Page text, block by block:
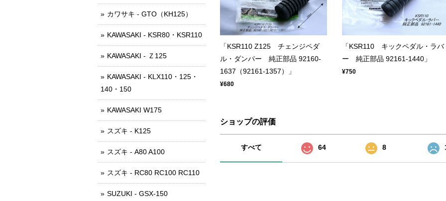
「KSR110 Z125 チェンジペダ
ル・ダンパー 純正部品 92160-
1637（92161-1357）」
¥680
「KSR110 キックペダル・ラバ
ー 純正部品 92161-1440」
¥750
ショップの評価
すべて 64 8
カワサキ - GTO（KH125）
KAWASAKI - KSR80・KSR110
KAWASAKI - Ｚ125
KAWASAKI - KLX110・125・
140・150
KAWASAKI W175
スズキ - K125
スズキ - A80 A100
スズキ - RC80 RC100 RC110
SUZUKI - GSX-150